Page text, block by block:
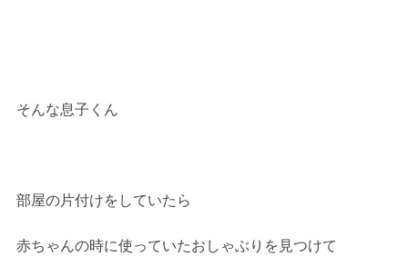
そんな息子くん
部屋の片付けをしていたら
赤ちゃんの時に使っていたおしゃぶりを見つけて